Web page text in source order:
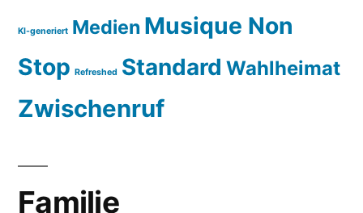
KI-generiert Medien Musique Non
Stop Refreshed Standard Wahlheimat
Zwischenruf
Familie